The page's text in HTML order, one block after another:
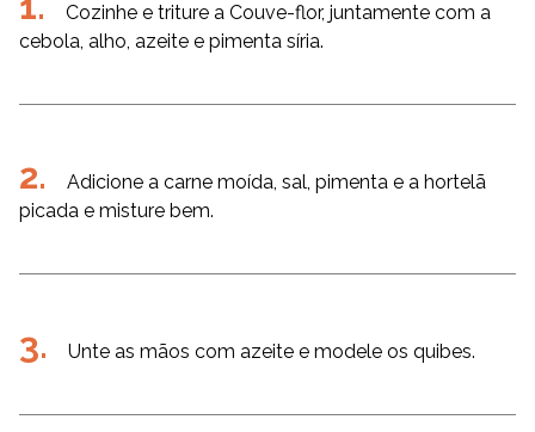
Cozinhe e triture a Couve-flor, juntamente com a
cebola, alho, azeite e pimenta síria.
Adicione a carne moída, sal, pimenta e a hortelã
picada e misture bem.
Unte as mãos com azeite e modele os quibes.